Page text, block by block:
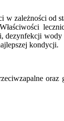
w zależności od
dezynfekcji
kondycji.